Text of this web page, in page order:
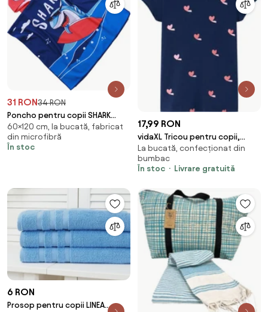
31 RON34 RON
Poncho pentru copii SHARK
albastru Dimensiune: 60 x 120
cm
60×120 cm, la bucată, fabricat
din microfibră
În stoc
17,99 RON
vidaXL Tricou pentru copii,
bleumarin, 128
La bucată, confecționat din
bumbac
În stoc
Livrare gratuită
6 RON
Prosop pentru copii LINEA